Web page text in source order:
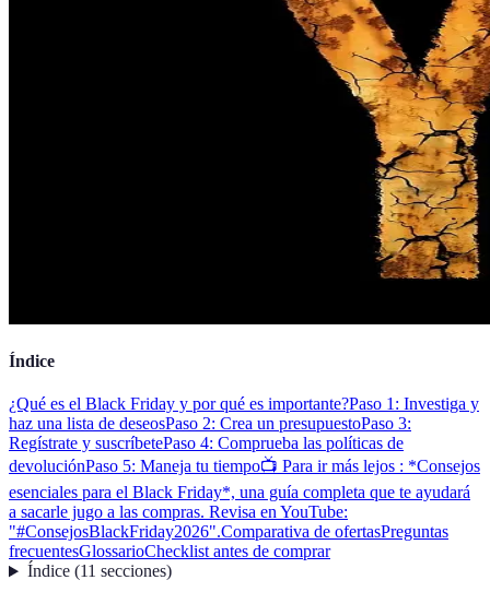
Índice
¿Qué es el Black Friday y por qué es importante?Paso 1: Investiga y
haz una lista de deseosPaso 2: Crea un presupuestoPaso 3:
Regístrate y suscríbetePaso 4: Comprueba las políticas de
devoluciónPaso 5: Maneja tu tiempo📺 Para ir más lejos : *Consejos
esenciales para el Black Friday*, una guía completa que te ayudará
a sacarle jugo a las compras. Revisa en YouTube:
"#ConsejosBlackFriday2026".Comparativa de ofertasPreguntas
frecuentesGlossarioChecklist antes de comprar
Índice(11 secciones)